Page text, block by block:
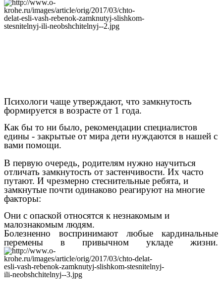
Психологи чаще утверждают, что замкнутость
формируется в возрасте от 1 года.
Как бы то ни было, рекомендации специалистов
едины - закрытые от мира дети нуждаются в нашей с
вами помощи.
В первую очередь, родителям нужно научиться
отличать замкнутость от застенчивости. Их часто
путают. И чрезмерно стеснительные ребята, и
замкнутые почти одинаково реагируют на многие
факторы:
Они с опаской относятся к незнакомым и
малознакомым людям.
Болезненно воспринимают любые кардинальные
перемены в привычном укладе жизни.